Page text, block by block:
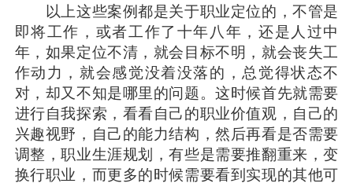
以上这些案例都是关于职业定位的，不管是
即将工作，或者工作了十年八年，还是人过中
年，如果定位不清，就会目标不明，就会丧失工
作动力，就会感觉没着没落的，总觉得状态不
对，却又不知是哪里的问题。这时候首先就需要
进行自我探索，看看自己的职业价值观，自己的
兴趣视野，自己的能力结构，然后再看是否需要
调整，职业生涯规划，有些是需要推翻重来，变
换行职业，而更多的时候需要看到实现的其他可